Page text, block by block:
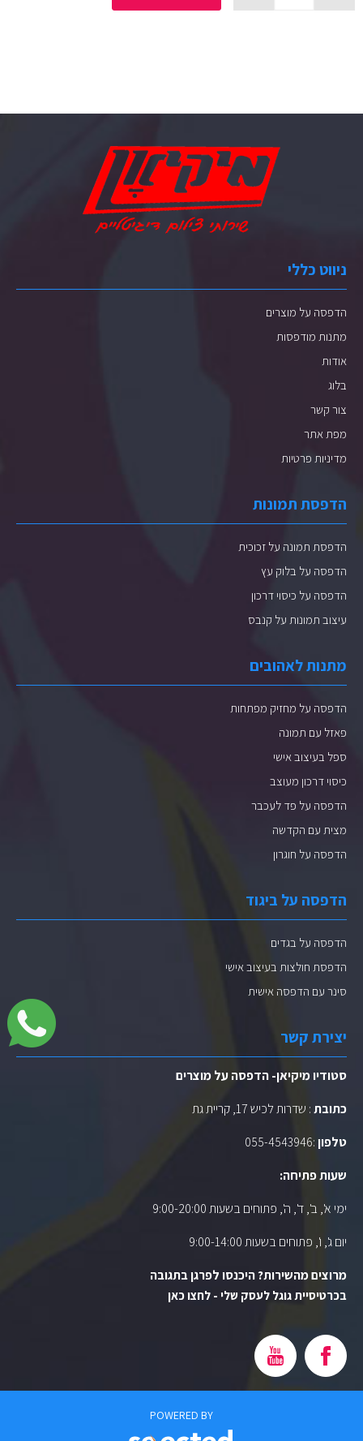
ניווט כללי
הדפסה על מוצרים
מתנות מודפסות
אודות
בלוג
צור קשר
מפת אתר
מדיניות פרטיות
הדפסת תמונות
הדפסת תמונה על זכוכית
הדפסה על בלוק עץ
הדפסה על כיסוי דרכון
עיצוב תמונות על קנבס
מתנות לאהובים
הדפסה על מחזיק מפתחות
פאזל עם תמונה
ספל בעיצוב אישי
כיסוי דרכון מעוצב
הדפסה על פד לעכבר
מצית עם הקדשה
הדפסה על חוגרון
הדפסה על ביגוד
הדפסה על בגדים
הדפסת חולצות בעיצוב אישי
סינר עם הדפסה אישית
יצירת קשר
סטודיו מיקיאן- הדפסה על מוצרים
כתובת: שדרות לכיש 17, קריית גת
טלפון:
055-4543946
שעות פתיחה:
ימי א', ב', ד', ה', פתוחים בשעות 9:00-20:00
יום ג', ו', פתוחים בשעות 9:00-14:00
מרוצים מהשירות? היכנסו לפרגן בתגובה
בכרטיסיית גוגל לעסק שלי - לחצו כאן
POWERED BY